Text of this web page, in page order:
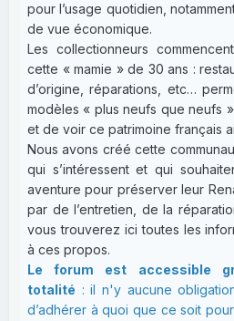
pour l’usage quotidien,
de vue économique.
Les collectionneurs
cette « mamie » de 30 ans :
d’origine, réparations, etc…
modèles « plus neufs que neufs
et de voir ce patrimoine français
Nous avons créé cette
qui s’intéressent et qui
aventure pour préserver leur
par de l’entretien, de la
vous trouverez ici toutes les
à ces propos.
Le forum est accessible
totalité : il n'y aucune
d’adhérer à quoi que ce soit